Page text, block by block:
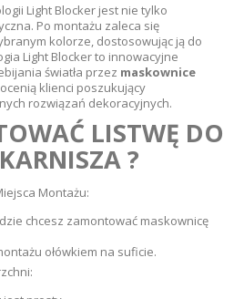
Light Blocker jest nie tylko
Po montażu zaleca się
kolorze, dostosowując ją do
Light Blocker to innowacyjne
światła przez maskownice
klienci poszukujący
rozwiązań dekoracyjnych.
LISTWĘ DO
?
Montażu:
chcesz zamontować maskownicę
ołówkiem na suficie.